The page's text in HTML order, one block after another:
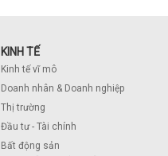
KINH TẾ
Kinh tế vĩ mô
Doanh nhân & Doanh nghiệp
Thị trường
Đầu tư - Tài chính
Bất động sản